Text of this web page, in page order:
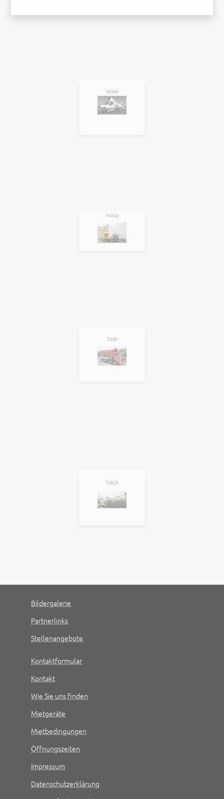
Bildergalerie
Partnerlinks
Stellenangebote
Kontaktformular
Kontakt
Wie Sie uns finden
Mietgeräte
Mietbedingungen
Öffnungszeiten
Impressum
Datenschutzerklärung